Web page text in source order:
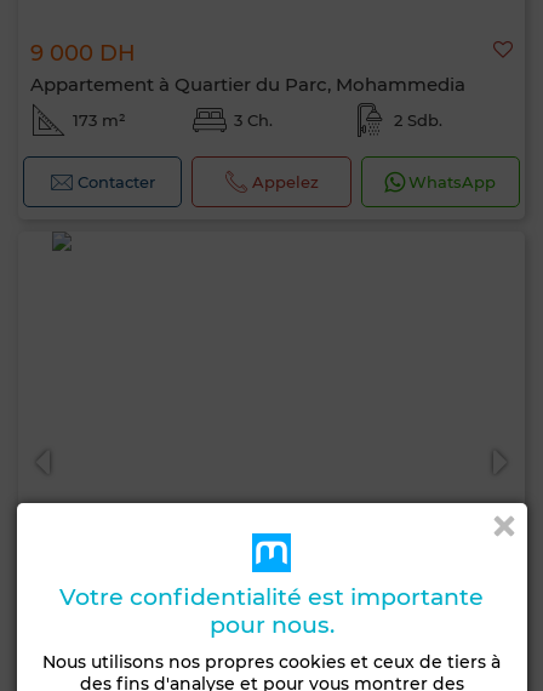
9 000 DH
Appartement à Quartier du Parc, Mohammedia
173 m² 3 Ch. 2 Sdb.
Contacter Appelez WhatsApp
Votre confidentialité est importante
pour nous.
Nous utilisons nos propres cookies et ceux de tiers à
des fins d'analyse et pour vous montrer des